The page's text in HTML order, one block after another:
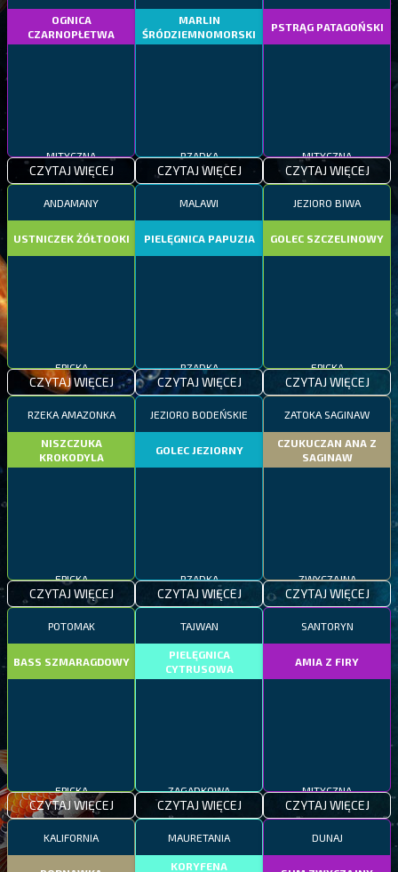
OGNICA
CZARNOPŁETWA
MITYCZNA
CZYTAJ WIĘCEJ
MARLIN
ŚRÓDZIEMNOMORSKI
RZADKA
CZYTAJ WIĘCEJ
PSTRĄG PATAGOŃSKI
MITYCZNA
CZYTAJ WIĘCEJ
ANDAMANY
USTNICZEK ŻÓŁTOOKI
EPICKA
CZYTAJ WIĘCEJ
MALAWI
PIELĘGNICA PAPUZIA
RZADKA
CZYTAJ WIĘCEJ
JEZIORO BIWA
GOLEC SZCZELINOWY
EPICKA
CZYTAJ WIĘCEJ
RZEKA AMAZONKA
NISZCZUKA
KROKODYLA
EPICKA
CZYTAJ WIĘCEJ
JEZIORO BODEŃSKIE
GOLEC JEZIORNY
RZADKA
CZYTAJ WIĘCEJ
ZATOKA SAGINAW
CZUKUCZAN ANA Z
SAGINAW
ZWYCZAJNA
CZYTAJ WIĘCEJ
POTOMAK
BASS SZMARAGDOWY
EPICKA
CZYTAJ WIĘCEJ
TAJWAN
PIELĘGNICA
CYTRUSOWA
ZAGADKOWA
CZYTAJ WIĘCEJ
SANTORYN
AMIA Z FIRY
MITYCZNA
CZYTAJ WIĘCEJ
KALIFORNIA MAURETANIA
KORYFENA
DUNAJ